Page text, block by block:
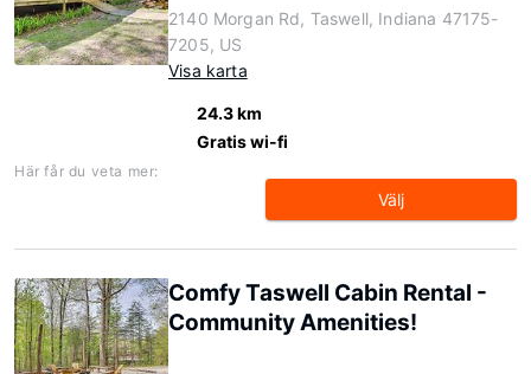
2140 Morgan Rd, Taswell, Indiana 47175-
7205, US
Visa karta
24.3 km
Gratis wi-fi
Här får du veta mer:
Välj
Comfy Taswell Cabin Rental -
Community Amenities!